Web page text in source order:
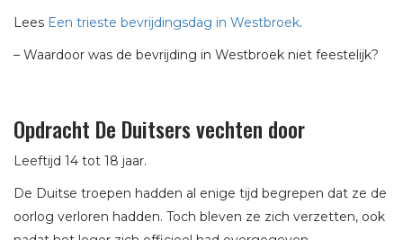
Lees Een trieste bevrijdingsdag in Westbroek.
– Waardoor was de bevrijding in Westbroek niet feestelijk?
Opdracht De Duitsers vechten door
Leeftijd 14 tot 18 jaar.
De Duitse troepen hadden al enige tijd begrepen dat ze de
oorlog verloren hadden. Toch bleven ze zich verzetten, ook